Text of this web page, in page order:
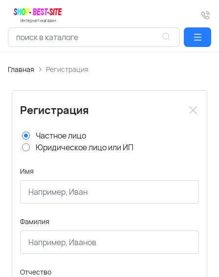
Интернет-магазин
Главная Регистрация
Регистрация
Частное лицо
Юридическое лицо или ИП
Имя
Фамилия
Отчество